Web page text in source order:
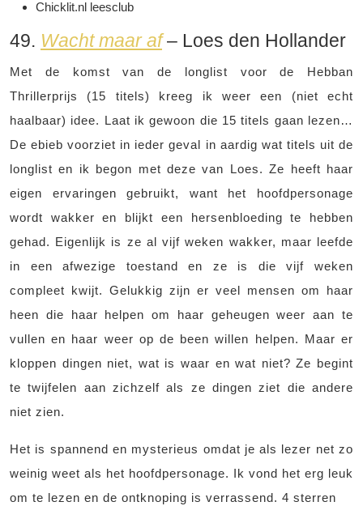
Chicklit.nl leesclub
49. Wacht maar af– Loes den Hollander
Met de komst van de longlist voor de Hebban
Thrillerprijs (15 titels) kreeg ik weer een (niet echt
haalbaar) idee. Laat ik gewoon die 15 titels gaan lezen…
De ebieb voorziet in ieder geval in aardig wat titels uit de
longlist en ik begon met deze van Loes. Ze heeft haar
eigen ervaringen gebruikt, want het hoofdpersonage
wordt wakker en blijkt een hersenbloeding te hebben
gehad. Eigenlijk is ze al vijf weken wakker, maar leefde
in een afwezige toestand en ze is die vijf weken
compleet kwijt. Gelukkig zijn er veel mensen om haar
heen die haar helpen om haar geheugen weer aan te
vullen en haar weer op de been willen helpen. Maar er
kloppen dingen niet, wat is waar en wat niet? Ze begint
te twijfelen aan zichzelf als ze dingen ziet die andere
niet zien.
Het is spannend en mysterieus omdat je als lezer net zo
weinig weet als het hoofdpersonage. Ik vond het erg leuk
om te lezen en de ontknoping is verrassend. 4 sterren